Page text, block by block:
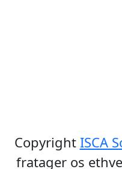
Copyright ISCA
fratager os